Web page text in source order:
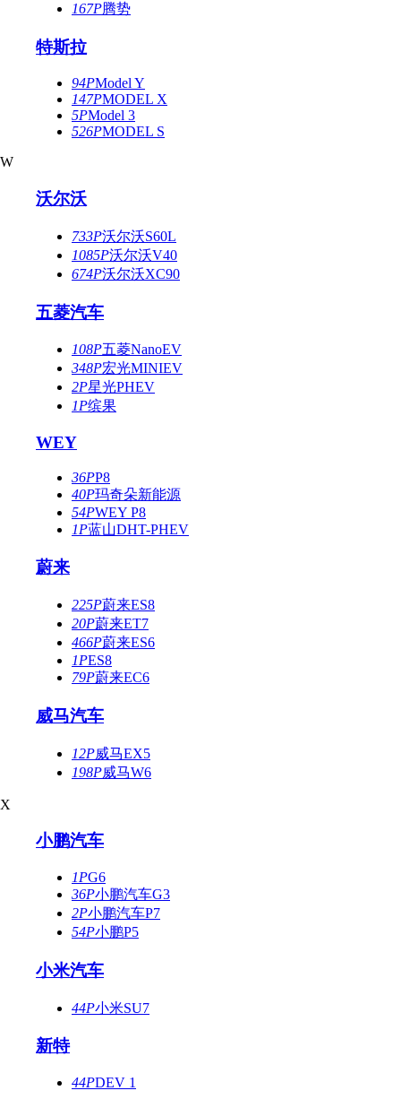
167P腾势
特斯拉
94PModel Y
147PMODEL X
5PModel 3
526PMODEL S
W
沃尔沃
733P沃尔沃S60L
1085P沃尔沃V40
674P沃尔沃XC90
五菱汽车
108P五菱NanoEV
348P宏光MINIEV
2P星光PHEV
1P缤果
WEY
36PP8
40P玛奇朵新能源
54PWEY P8
1P蓝山DHT-PHEV
蔚来
225P蔚来ES8
20P蔚来ET7
466P蔚来ES6
1PES8
79P蔚来EC6
威马汽车
12P威马EX5
198P威马W6
X
小鹏汽车
1PG6
36P小鹏汽车G3
2P小鹏汽车P7
54P小鹏P5
小米汽车
44P小米SU7
新特
44PDEV 1